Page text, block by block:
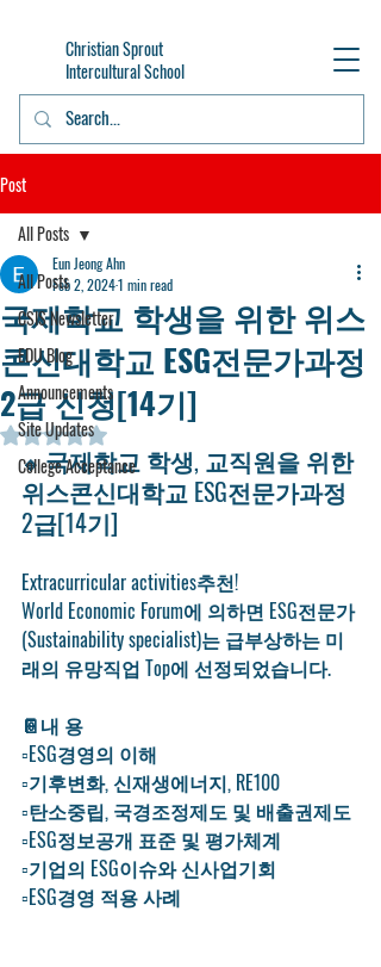
Christian Sprout
Intercultural School
Post
All Posts
CSIS Newsletter
EDU Blog
Announcements
Site Updates
College Acceptance
All Posts
국제학교 학생을 위한 위스
콘신대학교 ESG전문가과정
2급 신청[14기]
Eun Jeong Ahn
Feb 2, 20241 min read
Rated NaN out of 5 stars.
🔹 국제학교 학생, 교직원을 위한
위스콘신대학교 ESG전문가과정
2급[14기]
Extracurricular activities추천!
World Economic Forum에 의하면 ESG전문가
(Sustainability specialist)는 급부상하는 미
래의 유망직업 Top에 선정되었습니다.
📔내 용
▫ESG경영의 이해
▫기후변화, 신재생에너지, RE100
▫탄소중립, 국경조정제도 및 배출권제도
▫ESG정보공개 표준 및 평가체계
▫기업의 ESG이슈와 신사업기회
▫ESG경영 적용 사례